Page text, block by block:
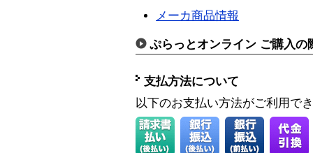
メーカ商品情報
ぷらっとオンライン ご購入の
支払方法について
以下のお支払い方法がご利用で